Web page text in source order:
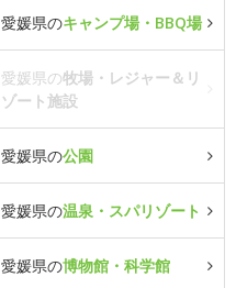
愛媛県のキャンプ場・BBQ場
愛媛県の牧場・レジャー＆リ
ゾート施設
愛媛県の公園
愛媛県の温泉・スパリゾート
愛媛県の博物館・科学館